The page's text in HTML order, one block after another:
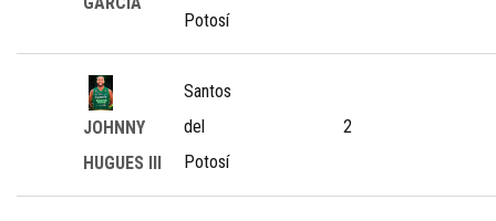
Potosí
JOHNNY
HUGUES III
Santos
del
Potosí
2